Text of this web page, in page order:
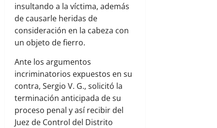
insultando a la víctima, además
de causarle heridas de
consideración en la cabeza con
un objeto de fierro.
Ante los argumentos
incriminatorios expuestos en su
contra, Sergio V. G., solicitó la
terminación anticipada de su
proceso penal y así recibir del
Juez de Control del Distrito